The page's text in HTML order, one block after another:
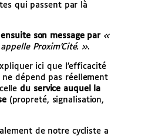
qui passent par là
son message par «
Proxim’Cité. ».
ici que l’efficacité
ne dépend pas réellement
du service auquel la
(propreté, signalisation,
de notre cycliste a